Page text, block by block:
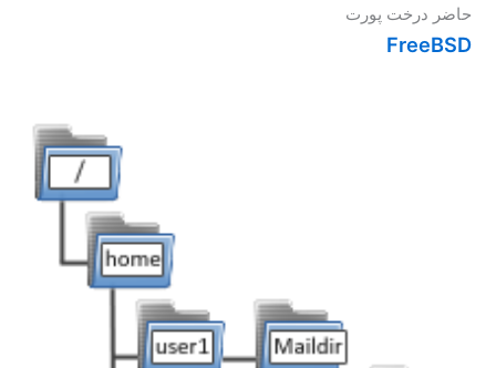
حاضر درخت پورت
FreeBSD